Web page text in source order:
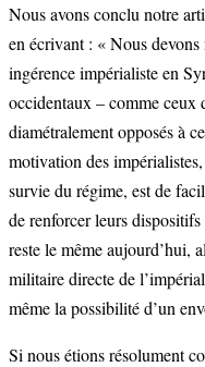
Nous avons conclu notre
en écrivant : « Nous
ingérence impérialiste en
occidentaux – comme ceux
diamétralement opposés à
motivation des
survie du régime, est de
de renforcer leurs
reste le même aujourd’hui,
militaire directe de
même la possibilité d’un
Si nous étions résolument